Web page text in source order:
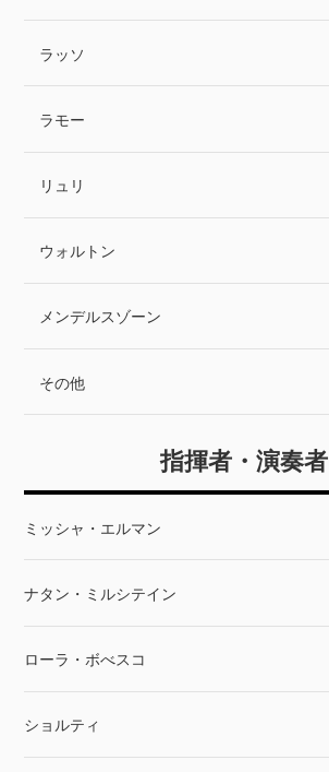
ラッソ
ラモー
リュリ
ウォルトン
メンデルスゾーン
その他
指揮者・演奏者
ミッシャ・エルマン
ナタン・ミルシテイン
ローラ・ボべスコ
ショルティ